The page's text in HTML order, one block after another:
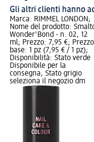
Gli altri clienti hanno
Marca: RIMMEL LONDON;
Nome del prodotto:
Wonder'Bond - n. 02, 12
ml; Prezzo: 7,95 €; Prezzo
base: 1 pz (7,95 € / 1 pz);
Disponibilità: Stato verde
Disponibile per la
consegna, Stato grigio
seleziona il negozio dm